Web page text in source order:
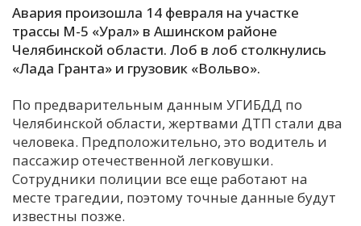
К
М
Н
Х
Ч
Авария произошла 14 февраля на участке
трассы М-5 «Урал» в Ашинском районе
Челябинской области. Лоб в лоб столкнулись
«Лада Гранта» и грузовик «Вольво».
По предварительным данным УГИБДД по
Челябинской области, жертвами ДТП стали два
человека. Предположительно, это водитель и
пассажир отечественной легковушки.
Сотрудники полиции все еще работают на
месте трагедии, поэтому точные данные будут
известны позже.